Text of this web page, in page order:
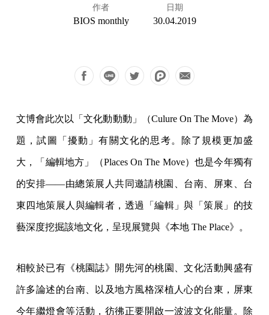
作者
BIOS monthly
日期
30.04.2019
文博會此次以「文化動動動」（Culure On The Move）為
題，試圖「擾動」有關文化的思考。除了規模更加盛
大，「編輯地方」（Places On The Move）也是今年獨有
的安排——由總策展人共同邀請桃園、台南、屏東、台
東四地策展人與編輯者，透過「編輯」與「策展」的技
藝深度挖掘該地文化，呈現展覽與《本地 The Place》。
相較於已有《桃園誌》開先河的桃園、文化活動興盛有
許多論述的台南、以及地方風格深植人心的台東，屏東
今年繼燈會等活動，彷彿正要開啟一波波文化能量。除